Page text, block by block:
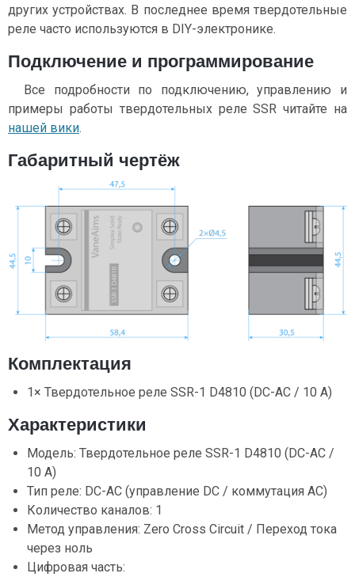
других устройствах. В последнее время твердотельные
реле часто используются в DIY-электронике.
Подключение и программирование
Все подробности по подключению, управлению и
примеры работы твердотельных реле SSR читайте на
нашей вики.
Габаритный чертёж
Комплектация
1× Твердотельное реле SSR-1 D4810 (DC-AC / 10 А)
Характеристики
Модель: Твердотельное реле SSR-1 D4810 (DC-AC /
10 А)
Тип реле: DC-AC (управление DC / коммутация AC)
Количество каналов: 1
Метод управления: Zero Cross Circuit / Переход тока
через ноль
Цифровая часть: